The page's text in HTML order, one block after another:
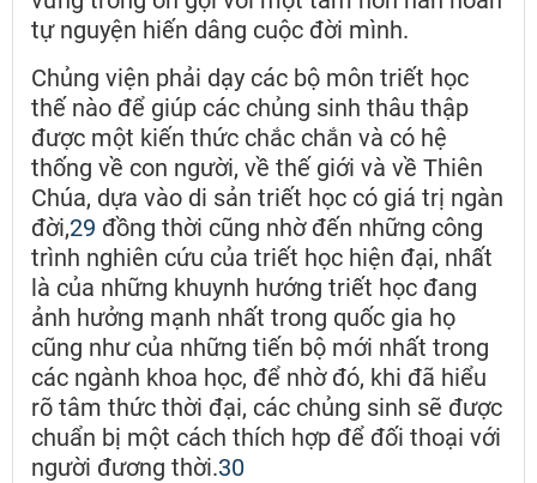
tự nguyện hiến dâng cuộc đời mình.
Chủng viện phải dạy các bộ môn triết học
thế nào để giúp các chủng sinh thâu thập
được một kiến thức chắc chắn và có hệ
thống về con người, về thế giới và về Thiên
Chúa, dựa vào di sản triết học có giá trị ngàn
đời,29 đồng thời cũng nhờ đến những công
trình nghiên cứu của triết học hiện đại, nhất
là của những khuynh hướng triết học đang
ảnh hưởng mạnh nhất trong quốc gia họ
cũng như của những tiến bộ mới nhất trong
các ngành khoa học, để nhờ đó, khi đã hiểu
rõ tâm thức thời đại, các chủng sinh sẽ được
chuẩn bị một cách thích hợp để đối thoại với
người đương thời.30